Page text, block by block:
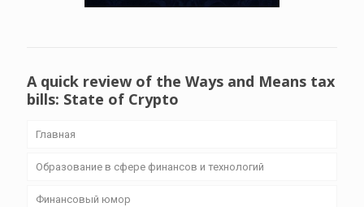
A quick review of the Ways and Means tax
bills: State of Crypto
Главная
Образование в сфере финансов и технологий
Финансовый юмор